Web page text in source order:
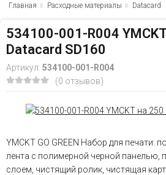
Главная Расходные материалы Datacard
534100-001-R004
Datacard SD160
Артикул: 534100-001-R004
(0 отзывов)
YMCKT GO GREEN Набор для печати:
лента с полимерной черной
слоем, чистящий ролик, чистящая